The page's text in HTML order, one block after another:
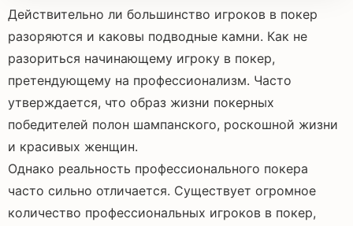
Действительно ли большинство игроков в покер
разоряются и каковы подводные камни. Как не
разориться начинающему игроку в покер,
претендующему на профессионализм. Часто
утверждается, что образ жизни покерных
победителей полон шампанского, роскошной жизни
и красивых женщин.
Однако реальность профессионального покера
часто сильно отличается. Существует огромное
количество профессиональных игроков в покер,